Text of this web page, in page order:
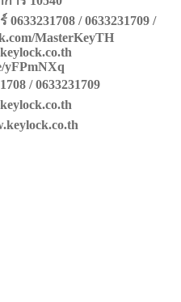
/ 0633231709 /
MasterKeyTH
yFPmNXq
/ 0633231709